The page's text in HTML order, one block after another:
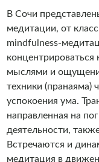
В Сочи
медитации, от
mindfulness-
мыслями и
техники (пранаяма)
успокоения ума.
направленная на
деятельности,
Встречаются и
медитация в